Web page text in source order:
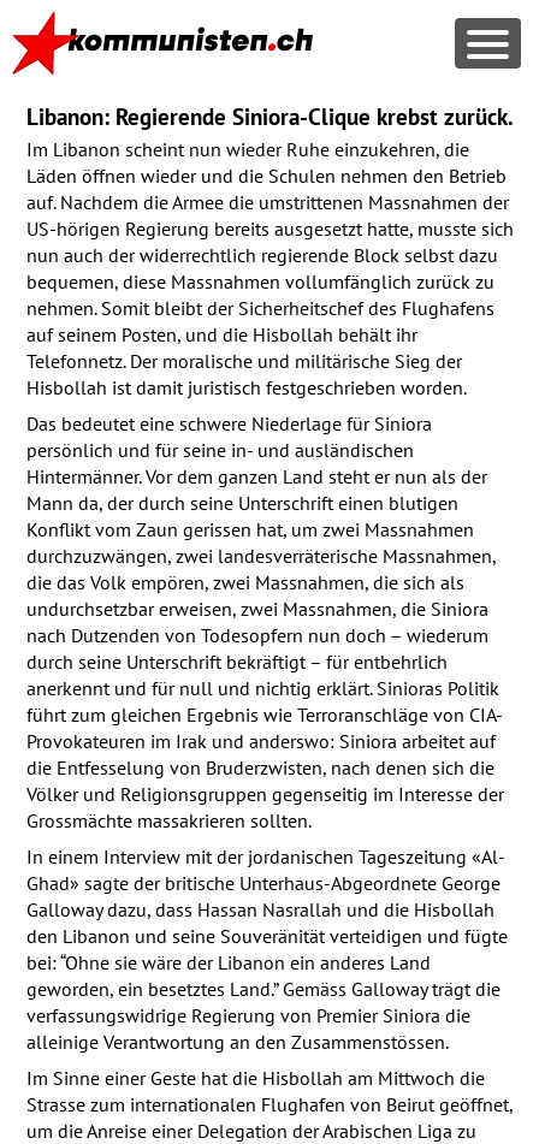
Libanon: Regierende Siniora-Clique krebst zurück.
Im Libanon scheint nun wieder Ruhe einzukehren, die
Läden öffnen wieder und die Schulen nehmen den Betrieb
auf. Nachdem die Armee die umstrittenen Massnahmen der
US-hörigen Regierung bereits ausgesetzt hatte, musste sich
nun auch der widerrechtlich regierende Block selbst dazu
bequemen, diese Massnahmen vollumfänglich zurück zu
nehmen. Somit bleibt der Sicherheitschef des Flughafens
auf seinem Posten, und die Hisbollah behält ihr
Telefonnetz. Der moralische und militärische Sieg der
Hisbollah ist damit juristisch festgeschrieben worden.
Das bedeutet eine schwere Niederlage für Siniora
persönlich und für seine in- und ausländischen
Hintermänner. Vor dem ganzen Land steht er nun als der
Mann da, der durch seine Unterschrift einen blutigen
Konflikt vom Zaun gerissen hat, um zwei Massnahmen
durchzuzwängen, zwei landesverräterische Massnahmen,
die das Volk empören, zwei Massnahmen, die sich als
undurchsetzbar erweisen, zwei Massnahmen, die Siniora
nach Dutzenden von Todesopfern nun doch – wiederum
durch seine Unterschrift bekräftigt – für entbehrlich
anerkennt und für null und nichtig erklärt. Sinioras Politik
führt zum gleichen Ergebnis wie Terroranschläge von CIA-
Provokateuren im Irak und anderswo: Siniora arbeitet auf
die Entfesselung von Bruderzwisten, nach denen sich die
Völker und Religionsgruppen gegenseitig im Interesse der
Grossmächte massakrieren sollten.
In einem Interview mit der jordanischen Tageszeitung «Al-
Ghad» sagte der britische Unterhaus-Abgeordnete George
Galloway dazu, dass Hassan Nasrallah und die Hisbollah
den Libanon und seine Souveränität verteidigen und fügte
bei: “Ohne sie wäre der Libanon ein anderes Land
geworden, ein besetztes Land.” Gemäss Galloway trägt die
verfassungswidrige Regierung von Premier Siniora die
alleinige Verantwortung an den Zusammenstössen.
Im Sinne einer Geste hat die Hisbollah am Mittwoch die
Strasse zum internationalen Flughafen von Beirut geöffnet,
um die Anreise einer Delegation der Arabischen Liga zu